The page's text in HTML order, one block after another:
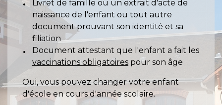
Livret de famille ou un extrait d'acte de
naissance de l'enfant ou tout autre
document prouvant son identité et sa
filiation
Document attestant que l'enfant a fait les
vaccinations obligatoires pour son âge
Oui, vous pouvez changer votre enfant
d'école en cours d'année scolaire.